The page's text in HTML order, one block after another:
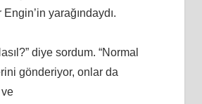
yarağındaydı.
diye sordum. “Normal
gönderiyor, onlar da
ve